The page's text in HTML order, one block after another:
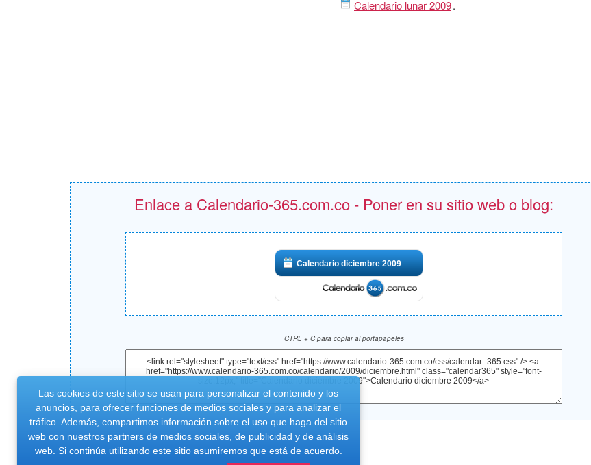
Las cookies de este sitio se usan para personalizar el contenido y los
anuncios, para ofrecer funciones de medios sociales y para analizar el
tráfico. Además, compartimos información sobre el uso que haga del sitio
web con nuestros partners de medios sociales, de publicidad y de análisis
web. Si continúa utilizando este sitio asumiremos que está de acuerdo.
Calendario lunar 2009.
Enlace a Calendario-365.com.co - Poner en su sitio web o blog:
Calendario diciembre 2009
CTRL + C para copiar al portapapeles